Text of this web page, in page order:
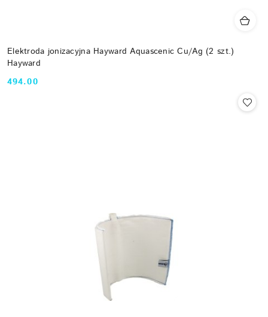
Elektroda jonizacyjna Hayward Aquascenic Cu/Ag (2 szt.)
Hayward
Cena:
494.00